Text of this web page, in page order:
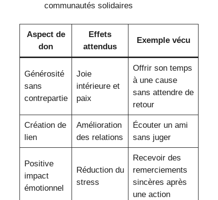
communautés solidaires
Aspect de
don
Effets
attendus
Exemple vécu
Générosité
sans
contrepartie
Joie
intérieure et
paix
Offrir son temps
à une cause
sans attendre de
retour
Création de
lien
Amélioration
des relations
Écouter un ami
sans juger
Positive
impact
émotionnel
Réduction du
stress
Recevoir des
remerciements
sincères après
une action